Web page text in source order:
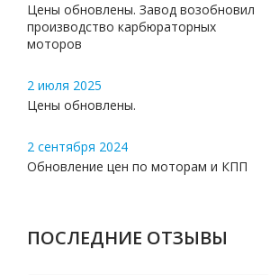
Цены обновлены. Завод возобновил
производство карбюраторных
моторов
2 июля 2025
Цены обновлены.
2 сентября 2024
Обновление цен по моторам и КПП
ПОСЛЕДНИЕ ОТЗЫВЫ